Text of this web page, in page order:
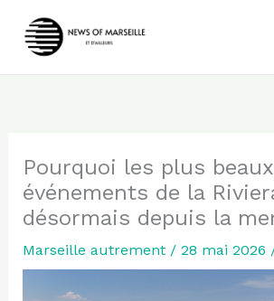
Pourquoi les plus beaux
événements de la
désormais depuis la
Marseille autrement/ 28 mai 2026